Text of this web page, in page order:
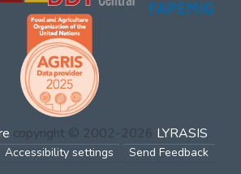
copyright © 2002-2026 LYRASIS
Accessibility settings Send Feedback